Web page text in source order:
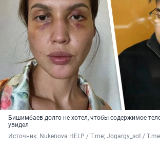
Бишимбаев долго не хотел, чтобы содержимое
увидел
Источник: Nukenova HELP / T.me; Jogargy_sot / T.me